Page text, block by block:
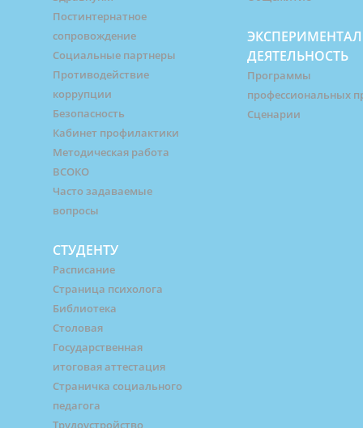
Постинтернатное
сопровождение
Социальные партнеры
Противодействие
коррупции
Безопасность
Кабинет профилактики
Методическая работа
ВСОКО
Часто задаваемые
вопросы
СТУДЕНТУ
Расписание
Страница психолога
Библиотека
Столовая
Государственная
итоговая аттестация
Страничка социального
педагога
Трудоустройство
ДЕЯТЕЛЬНОСТЬ
Программы
профессиональных
Сценарии